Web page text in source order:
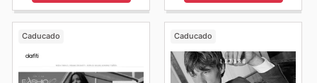
Caducado Caducado